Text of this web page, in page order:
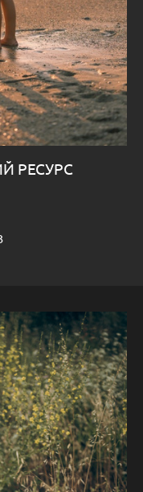
РЕСУРС